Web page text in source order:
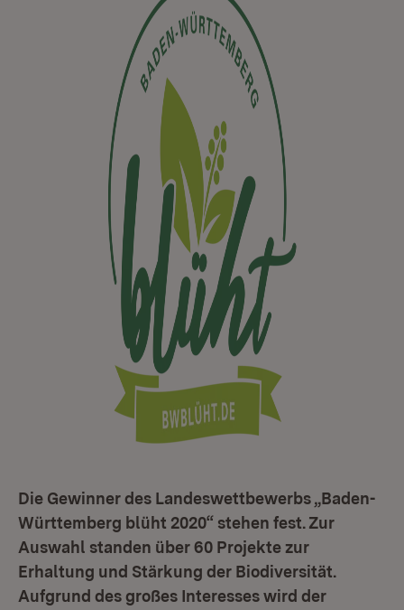
Die Gewinner des Landeswettbewerbs „Baden-
Württemberg blüht 2020“ stehen fest. Zur
Auswahl standen über 60 Projekte zur
Erhaltung und Stärkung der Biodiversität.
Aufgrund des großes Interesses wird der